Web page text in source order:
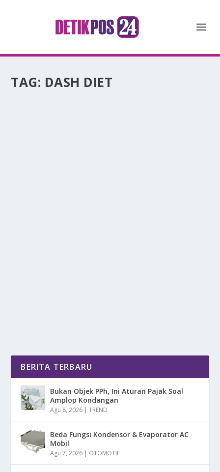
TAG: DASH DIET
BERITA TERBARU
Bukan Objek PPh, Ini Aturan Pajak Soal
Amplop Kondangan
Agu 8, 2026 |TREND
Beda Fungsi Kondensor & Evaporator AC
Mobil
Agu 7, 2026 | OTOMOTIF